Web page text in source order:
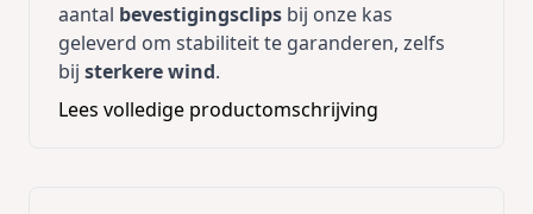
aantal bevestigingsclips bij onze kas
geleverd om stabiliteit te garanderen, zelfs
bij sterkere wind.
Dankzijextra schoren in de muur en het
stabiliteit
en veiligheid
Lees volledige productomschrijving